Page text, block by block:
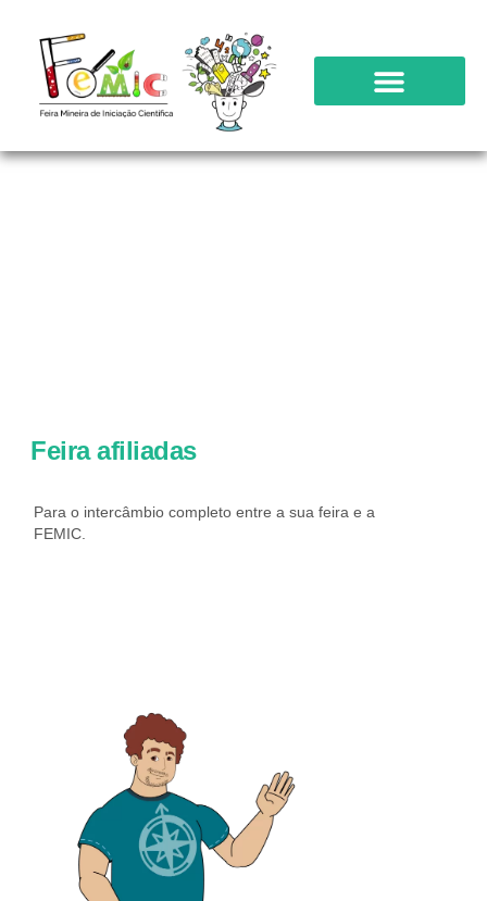
Feira afiliadas
Para o intercâmbio completo entre a sua feira e a
FEMIC.